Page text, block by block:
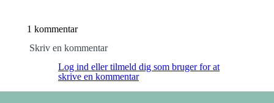
1 kommentar
Skriv en kommentar
Log ind eller tilmeld dig som bruger for at
skrive en kommentar